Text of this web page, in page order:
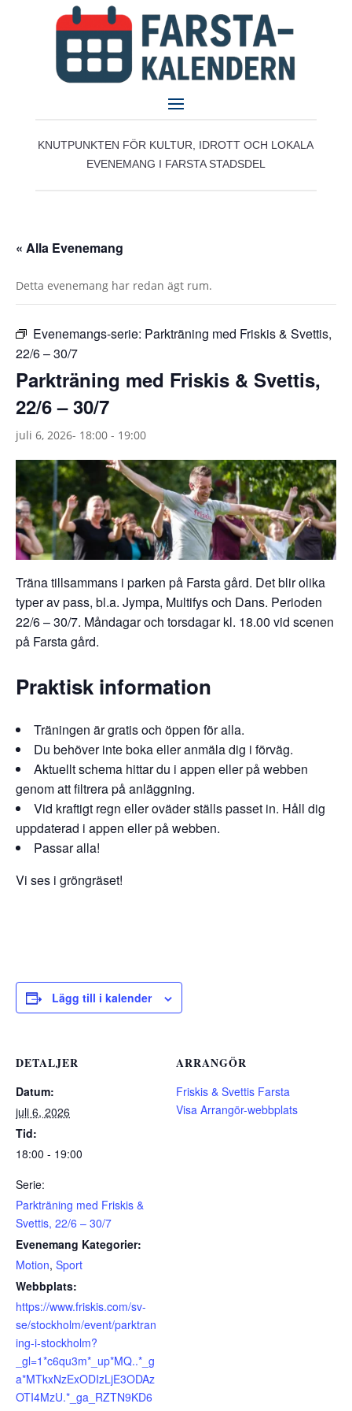
KNUTPUNKTEN FÖR KULTUR, IDROTT OCH LOKALA
EVENEMANG I FARSTA STADSDEL
« Alla Evenemang
Detta evenemang har redan ägt rum.
Evenemangs-serie: Parkträning med Friskis & Svettis,
22/6 – 30/7
Parkträning med Friskis & Svettis,
22/6 – 30/7
juli 6, 2026- 18:00 - 19:00
Träna tillsammans i parken på Farsta gård. Det blir olika
typer av pass, bl.a. Jympa, Multifys och Dans. Perioden
22/6 – 30/7. Måndagar och torsdagar kl. 18.00 vid scenen
på Farsta gård.
Praktisk information
Träningen är gratis och öppen för alla.
Du behöver inte boka eller anmäla dig i förväg.
Aktuellt schema hittar du i appen eller på webben
genom att filtrera på anläggning.
Vid kraftigt regn eller oväder ställs passet in. Håll dig
uppdaterad i appen eller på webben.
Passar alla!
Vi ses i gröngräset!
Lägg till i kalender
DETALJER
Datum:
juli 6, 2026
Tid:
18:00 - 19:00
Serie:
Parkträning med Friskis &
Svettis, 22/6 – 30/7
Evenemang Kategorier:
Motion, Sport
Webbplats:
https://www.friskis.com/sv-
se/stockholm/event/parktran
ing-i-stockholm?
_gl=1*c6qu3m*_up*MQ..*_g
a*MTkxNzExODIzLjE3ODAz
OTI4MzU.*_ga_RZTN9KD6
ARRANGÖR
Friskis & Svettis Farsta
Visa Arrangör-webbplats